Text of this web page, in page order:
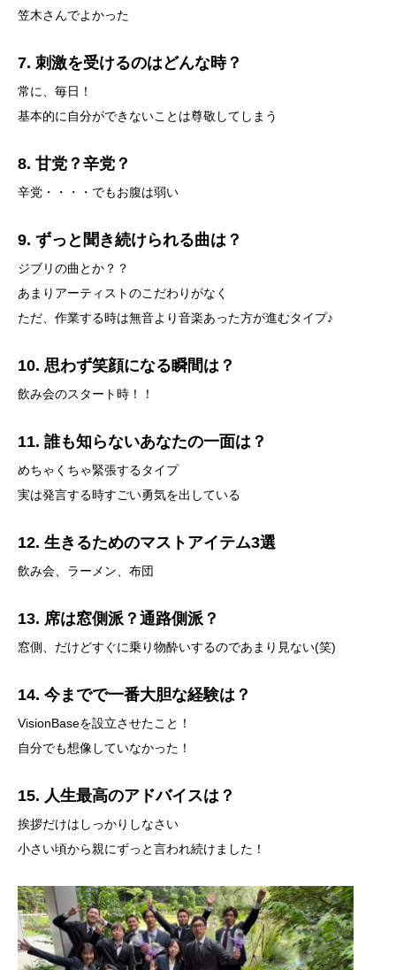
笠木さんでよかった
7. 刺激を受けるのはどんな時？
常に、毎日！
基本的に自分ができないことは尊敬してしまう
8. 甘党？辛党？
辛党・・・・でもお腹は弱い
9. ずっと聞き続けられる曲は？
ジブリの曲とか？？
あまりアーティストのこだわりがなく
ただ、作業する時は無音より音楽あった方が進むタイプ♪
10. 思わず笑顔になる瞬間は？
飲み会のスタート時！！
11. 誰も知らないあなたの一面は？
めちゃくちゃ緊張するタイプ
実は発言する時すごい勇気を出している
12. 生きるためのマストアイテム3選
飲み会、ラーメン、布団
13. 席は窓側派？通路側派？
窓側、だけどすぐに乗り物酔いするのであまり見ない(笑)
14. 今までで一番大胆な経験は？
VisionBaseを設立させたこと！
自分でも想像していなかった！
15. 人生最高のアドバイスは？
挨拶だけはしっかりしなさい
小さい頃から親にずっと言われ続けました！